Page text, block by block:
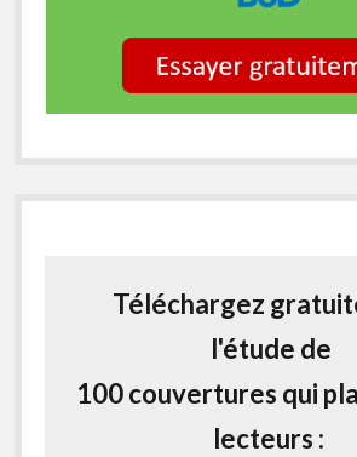
Téléchargez
l'étude de
100 couvertures qui
lecteurs :